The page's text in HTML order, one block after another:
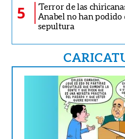
5
‘Terror de las
Anabel no han
sepultura